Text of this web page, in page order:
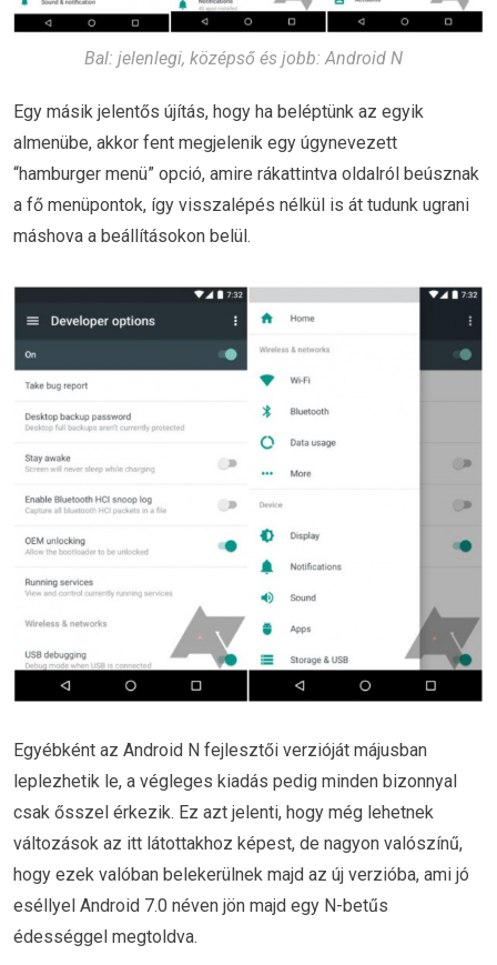
Bal: jelenlegi, középső és jobb: Android N
Egy másik jelentős újítás, hogy ha beléptünk az egyik
almenübe, akkor fent megjelenik egy úgynevezett
“hamburger menü” opció, amire rákattintva oldalról beúsznak
a fő menüpontok, így visszalépés nélkül is át tudunk ugrani
máshova a beállításokon belül.
Egyébként az Android N fejlesztői verzióját májusban
leplezhetik le, a végleges kiadás pedig minden bizonnyal
csak ősszel érkezik. Ez azt jelenti, hogy még lehetnek
változások az itt látottakhoz képest, de nagyon valószínű,
hogy ezek valóban belekerülnek majd az új verzióba, ami jó
eséllyel Android 7.0 néven jön majd egy N-betűs
édességgel megtoldva.